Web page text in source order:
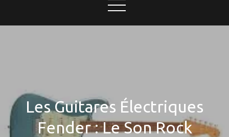
Les Guitares Électriques
Fender : Le Son Rock